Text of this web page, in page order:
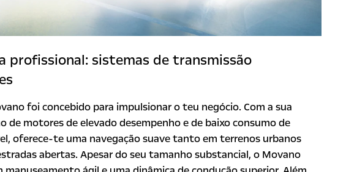
profissional: sistemas de transmissão
foi concebido para impulsionar o teu negócio. Com a sua
de motores de elevado desempenho e de baixo consumo de
oferece-te uma navegação suave tanto em terrenos urbanos
abertas. Apesar do seu tamanho substancial, o Movano